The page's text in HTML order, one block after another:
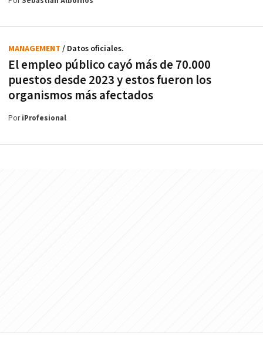
El empleo público cayó más de 70.000
puestos desde 2023 y estos fueron los
organismos más afectados
MANAGEMENT / Datos oficiales.
PoriProfesional